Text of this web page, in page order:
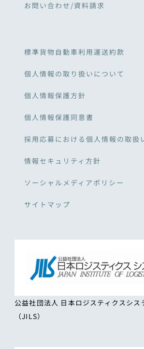
お問い合わせ/資料請求
標準貨物自動車利用運送約款
個人情報の取り扱いについて
個人情報保護方針
個人情報保護同意書
採用応募における個人情報の取扱
情報セキュリティ方針
ソーシャルメディアポリシー
サイトマップ
公益社団法人 日本ロジスティクスシス
（JILS）